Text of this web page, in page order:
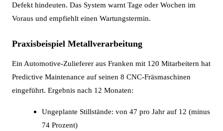
Defekt hindeuten. Das System warnt Tage oder Wochen im
Voraus und empfiehlt einen Wartungstermin.
Praxisbeispiel Metallverarbeitung
Ein Automotive-Zulieferer aus Franken mit 120 Mitarbeitern hat
Predictive Maintenance auf seinen 8 CNC-Fräsmaschinen
eingeführt. Ergebnis nach 12 Monaten:
Ungeplante Stillstände: von 47 pro Jahr auf 12 (minus
74 Prozent)